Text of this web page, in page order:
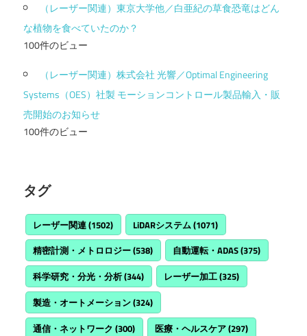
（レーザー関連）東京大学他／白亜紀の草食恐竜はどん
な植物を食べていたのか？
100件のビュー
（レーザー関連）株式会社 光響／Optimal Engineering
Systems（OES）社製 モーションコントロール製品輸入・販
売開始のお知らせ
100件のビュー
タグ
レーザー関連(1502) LiDARシステム(1071)
精密計測・メトロロジー(538) 自動運転・ADAS(375)
科学研究・分光・分析(344) レーザー加工(325)
製造・オートメーション(324)
通信・ネットワーク (300) 医療・ヘルスケア(297)